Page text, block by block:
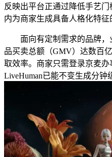
反映出平台正通过降低手艺
内为商家生成具备人格化特征
面向有定制需求的品牌，
品买卖总额（GMV）达数百
取效率。商家只需登录京麦
LiveHuman已能不变生成分钟